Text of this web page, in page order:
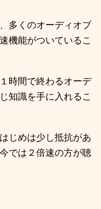
多くのオーディオブ
機能がついているこ
時間で終わるオーデ
知識を手に入れるこ
じめは少し抵抗があ
では２倍速の方が聴